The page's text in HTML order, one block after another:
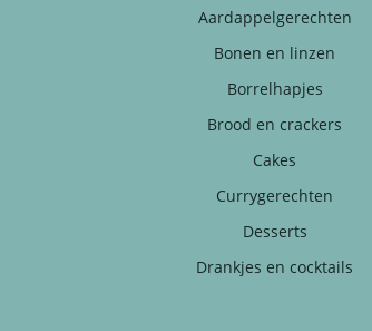
Aardappelgerechten
Bonen en linzen
Borrelhapjes
Brood en crackers
Cakes
Currygerechten
Desserts
Drankjes en cocktails